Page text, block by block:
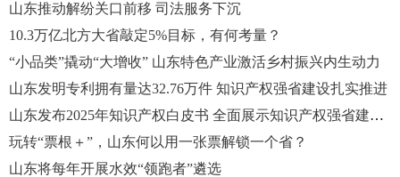
山东推动解纷关口前移 司法服务下沉
10.3万亿北方大省敲定5%目标，有何考量？
“小品类”撬动“大增收” 山东特色产业激活乡村振兴内生动力
山东发明专利拥有量达32.76万件 知识产权强省建设扎实推进
山东发布2025年知识产权白皮书 全面展示知识产权强省建设成效
玩转“票根＋”，山东何以用一张票解锁一个省？
山东将每年开展水效“领跑者”遴选